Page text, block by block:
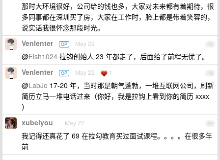
那时大环境很好，公司给的钱也多，大家对未来都有着期待，很
多同事都在深圳买了房，大家在工作时，脸上都是带着笑容的，
说实话我很怀念那段时光。
18
Venlenter OP May 22
@Fish1024 拉钩创始人 23 年都走了，后面给了前程无忧了。
19
Venlenter OP May 22 1
@LabJo 17-20 年，当时那是朝气蓬勃，一堆互联网公司，刷新
简历立马一堆电话过来（你好，我是拉钩上看到你的简历 xxxx
）
20
xubeiyou May 22
我记得还真花了 69 在拉勾教育买过面试课程。。。。在很多年
前